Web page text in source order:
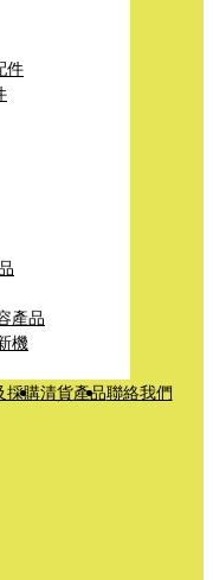
件
產品
機
採購清貨產品聯絡我們